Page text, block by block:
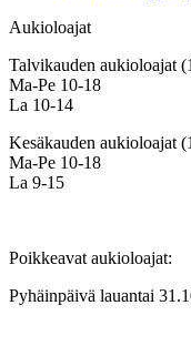
Aukioloajat
Talvikauden aukioloajat
Ma-Pe 10-18
La 10-14
Kesäkauden aukioloajat
Ma-Pe 10-18
La 9-15
Poikkeavat aukioloajat:
Pyhäinpäivä lauantai